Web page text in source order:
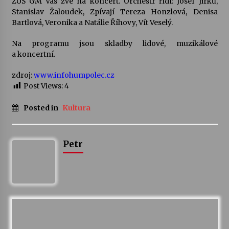
Votavžatský ploty
22. 7. 2026
17. 7. 2026
Stanislav Žaloudek, Zpívají Tereza Honzlová, Denisa
Bartlová, Veronika a Natálie Říhovy, Vít Veselý.
Na programu jsou skladby lidové, muzikálové
a koncertní.
zdroj:www.infohumpolec.cz
Post Views:4
Posted in Kultura
Petr